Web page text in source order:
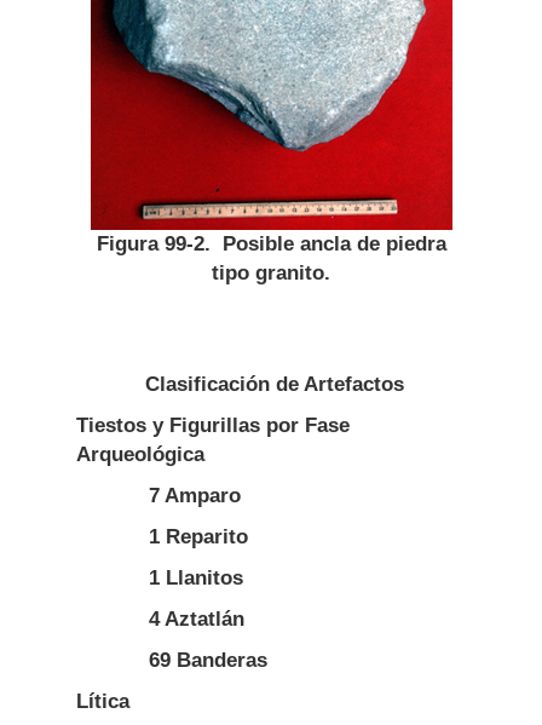
Figura 99-2. Posible ancla de piedra
tipo granito.
Clasificación de Artefactos
Tiestos y Figurillas por Fase
Arqueológica
7 Amparo
1 Reparito
1 Llanitos
4 Aztatlán
69 Banderas
Lítica